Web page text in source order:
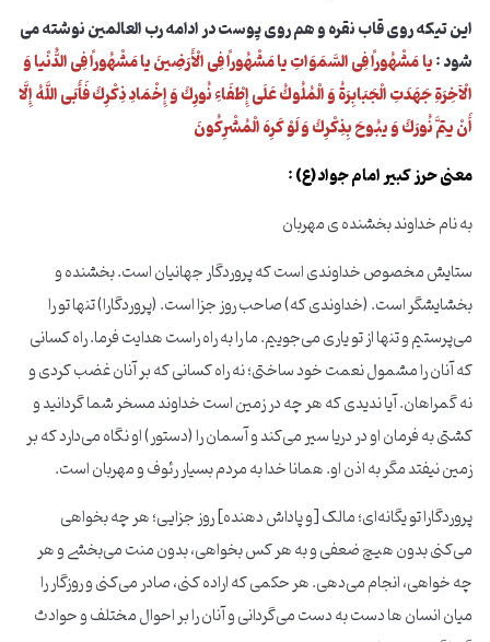
این تیکه روی قاب نقره و هم روی پوست در ادامه رب العالمین نوشته می
شود :یامَشْهُوراً فِی السَّمَوَاتِ یا مَشْهُوراً فِی الْأَرَضِینَ یا مَشْهُوراً فِی الدُّنْیا وَ
الْآخِرَةِ جَهَدَتِ الْجَبَابِرَةُ وَ الْمُلُوكُ عَلَى إِطْفَاءِ نُورِكَ وَ إِخْمَادِ ذِكْرِكَ فَأَبَى اللَّهُ إِلَّا
أَنْ یتِمَّ نُورَكَ وَ یبُوحَ بِذِكْرِكَ‏ وَ لَوْ كَرِهَ الْمُشْرِكُونَ
معنی حرز کبیر امام جواد(ع) :
به نام خداوند بخشنده ی مهربان
ستایش مخصوص خداوندى است که پروردگار جهانیان است. بخشنده و
بخشایشگر است. (خداوندى که) صاحب روز جزا است. (پروردگارا) تنها تو را
مى‌پرستیم و تنها از تو یارى مى‌جوییم. ما را به راه راست هدایت فرما. راه کسانى
که آنان را مشمول نعمت خود ساختى؛ نه راه کسانى که بر آنان غضب کردى و
نه گمراهان. آیا ندیدی که هر چه در زمین است خداوند مسخر شما گردانید و
کشتی به فرمان او در دریا سیر می‌کند و آسمان را (دستور) او نگاه می‌دارد که بر
زمین نیفتد مگر به اذن او. همانا خدا به مردم بسیار رئوف و مهربان است.
پروردگارا تو یگانه‌ای؛ مالک [و پاداش دهنده] روز جزایی؛ هر چه بخواهی
می‌کنی بدون هیچ ضعفی و به هر کس بخواهی، بدون منت می‌بخشی و هر
چه خواهی، انجام می‌دهی. هر حکمی که اراده کنی، صادر می‌کنی و روزگار را
میان انسان ها دست به دست می‌گردانی و آنان را بر احوال مختلف و حوادث